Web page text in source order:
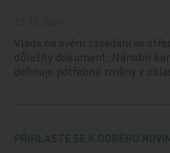
Vláda na svém zasedání ve
důležitý dokument, Národní
definuje potřebné změny v
PŘIHLASTE SE K ODBĚRU